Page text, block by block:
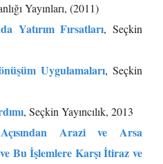
Yayınları, (2011)
Yatırım Fırsatları, Seçkin
Uygulamaları, Seçkin
, Seçkin Yayıncılık, 2013
Arazi ve Arsa
Bu İşlemlere Karşı İtiraz ve